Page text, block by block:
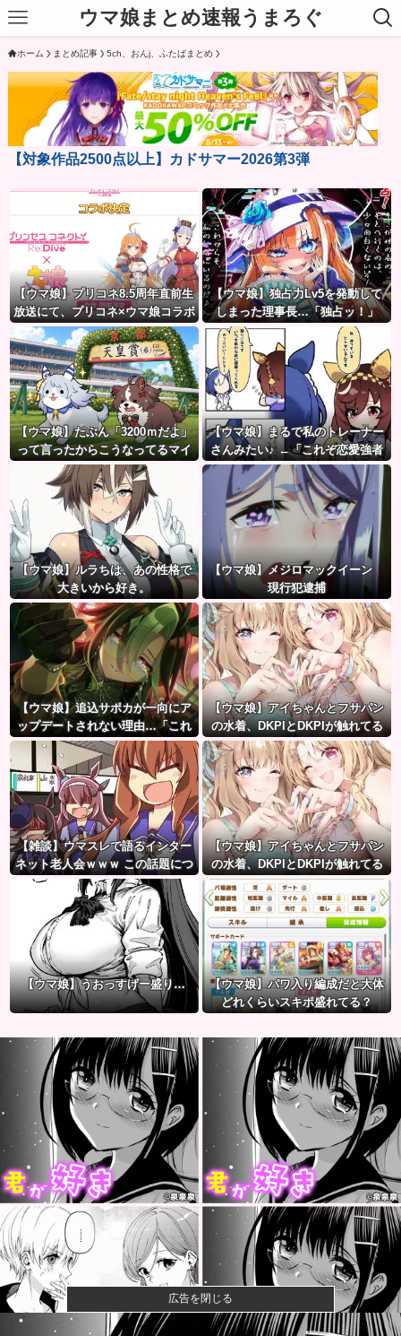
ウマ娘まとめ速報うまろぐ
ホーム まとめ記事 5ch、おんj、ふたばまとめ
【対象作品2500点以上】カドサマー2026第3弾
【ウマ娘】プリコネ8.5周年直前生
放送にて、プリコネ×ウマ娘コラボ
の開催について告知が！？今秋予
定で詳細については後日発表との
こと。※動画リンク有
【ウマ娘】独占力Lv5を発動して
しまった理事長…「独占ッ！」
【ウマ娘】たぶん「3200ｍだよ」
って言ったからこうなってるマイ
ル犬
【ウマ娘】まるで私のトレーナー
さんみたい♪ ←「これぞ恋愛強者
スペ一族…」
【ウマ娘】ルラちは、あの性格で
大きいから好き。
【ウマ娘】メジロマックイーン
現行犯逮捕
【ウマ娘】追込サポカが一向にア
ップデートされない理由…「これ
だけ出さないってことは」
【ウマ娘】アイちゃんとフサパン
の水着、DKPIとDKPIが触れてる
構図が良き…
【雑談】ウマスレで語るインター
ネット老人会ｗｗｗ この話題につ
いていけないってマジ…！？
【ウマ娘】アイちゃんとフサパン
の水着、DKPIとDKPIが触れてる
構図が良き…
【ウマ娘】うおっすげー盛り…
【ウマ娘】パワ入り編成だと大体
どれくらいスキポ盛れてる？
広告を閉じる